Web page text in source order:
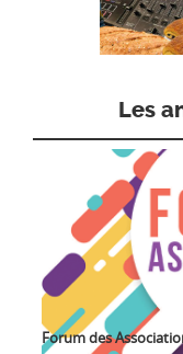
Les
Forum des